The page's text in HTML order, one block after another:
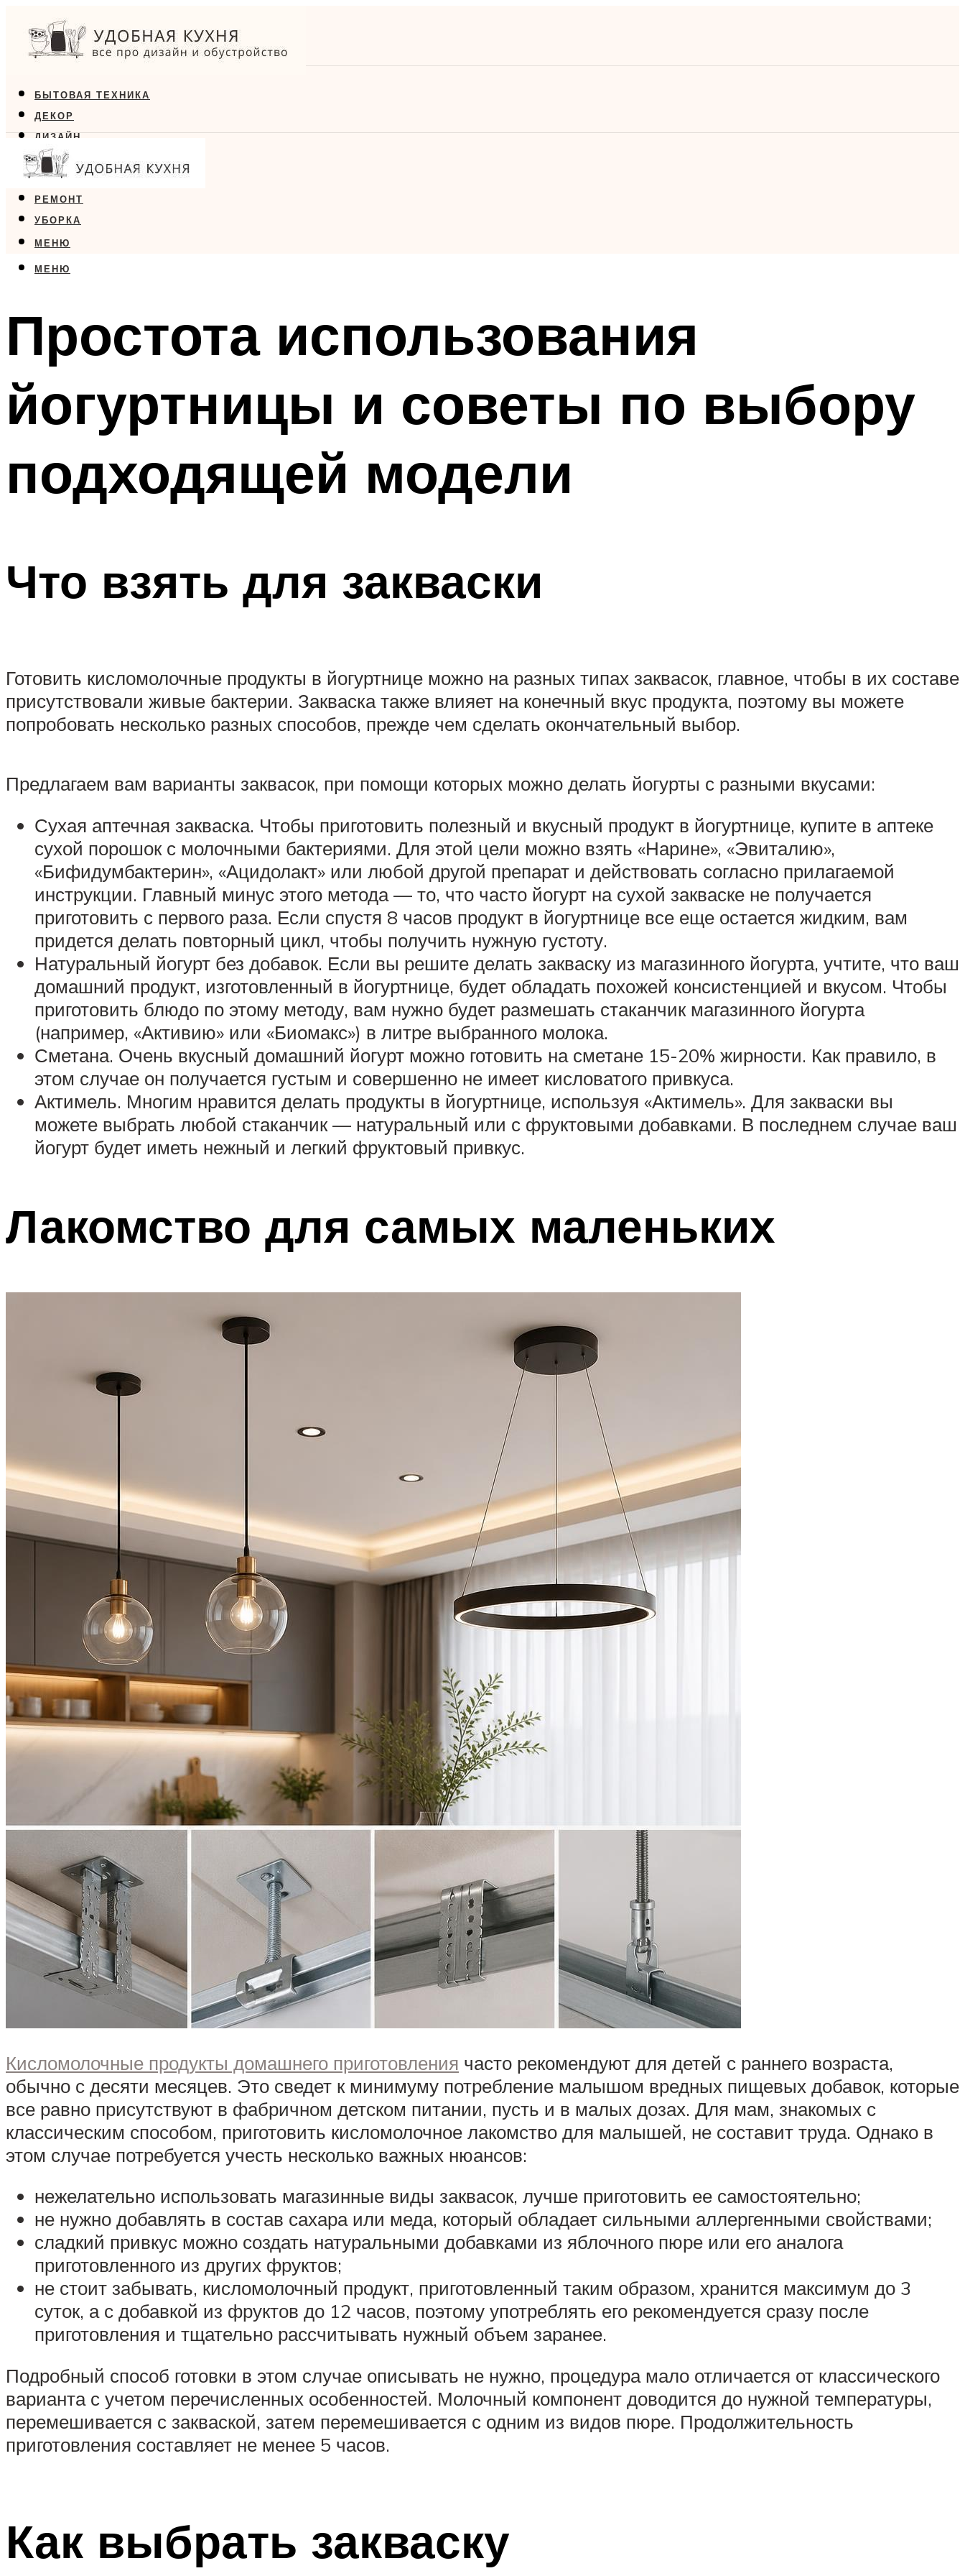
БЫТОВАЯ ТЕХНИКА
ДЕКОР
ДИЗАЙН
ЕДА
МЕБЕЛЬ
РЕМОНТ
УБОРКА
МЕНЮ
МЕНЮ
Простота использования
йогуртницы и советы по выбору
подходящей модели
Что взять для закваски
Готовить кисломолочные продукты в йогуртнице можно на разных типах заквасок, главное, чтобы в их составе
присутствовали живые бактерии. Закваска также влияет на конечный вкус продукта, поэтому вы можете
попробовать несколько разных способов, прежде чем сделать окончательный выбор.
Предлагаем вам варианты заквасок, при помощи которых можно делать йогурты с разными вкусами:
Сухая аптечная закваска. Чтобы приготовить полезный и вкусный продукт в йогуртнице, купите в аптеке
сухой порошок с молочными бактериями. Для этой цели можно взять «Нарине», «Эвиталию»,
«Бифидумбактерин», «Ацидолакт» или любой другой препарат и действовать согласно прилагаемой
инструкции. Главный минус этого метода — то, что часто йогурт на сухой закваске не получается
приготовить с первого раза. Если спустя 8 часов продукт в йогуртнице все еще остается жидким, вам
придется делать повторный цикл, чтобы получить нужную густоту.
Натуральный йогурт без добавок. Если вы решите делать закваску из магазинного йогурта, учтите, что ваш
домашний продукт, изготовленный в йогуртнице, будет обладать похожей консистенцией и вкусом. Чтобы
приготовить блюдо по этому методу, вам нужно будет размешать стаканчик магазинного йогурта
(например, «Активию» или «Биомакс») в литре выбранного молока.
Сметана. Очень вкусный домашний йогурт можно готовить на сметане 15-20% жирности. Как правило, в
этом случае он получается густым и совершенно не имеет кисловатого привкуса.
Актимель. Многим нравится делать продукты в йогуртнице, используя «Актимель». Для закваски вы
можете выбрать любой стаканчик — натуральный или с фруктовыми добавками. В последнем случае ваш
йогурт будет иметь нежный и легкий фруктовый привкус.
Лакомство для самых маленьких
Кисломолочные продукты домашнего приготовления часто рекомендуют для детей с раннего возраста,
обычно с десяти месяцев. Это сведет к минимуму потребление малышом вредных пищевых добавок, которые
все равно присутствуют в фабричном детском питании, пусть и в малых дозах. Для мам, знакомых с
классическим способом, приготовить кисломолочное лакомство для малышей, не составит труда. Однако в
этом случае потребуется учесть несколько важных нюансов:
нежелательно использовать магазинные виды заквасок, лучше приготовить ее самостоятельно;
не нужно добавлять в состав сахара или меда, который обладает сильными аллергенными свойствами;
сладкий привкус можно создать натуральными добавками из яблочного пюре или его аналога
приготовленного из других фруктов;
не стоит забывать, кисломолочный продукт, приготовленный таким образом, хранится максимум до 3
суток, а с добавкой из фруктов до 12 часов, поэтому употреблять его рекомендуется сразу после
приготовления и тщательно рассчитывать нужный объем заранее.
Подробный способ готовки в этом случае описывать не нужно, процедура мало отличается от классического
варианта с учетом перечисленных особенностей. Молочный компонент доводится до нужной температуры,
перемешивается с закваской, затем перемешивается с одним из видов пюре. Продолжительность
приготовления составляет не менее 5 часов.
Как выбрать закваску